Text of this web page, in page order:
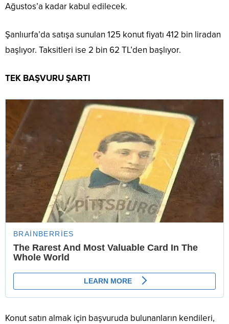
Ağustos’a kadar kabul edilecek.
Şanlıurfa’da satışa sunulan 125 konut fiyatı 412 bin liradan
başlıyor. Taksitleri ise 2 bin 62 TL’den başlıyor.
TEK BAŞVURU ŞARTI
Konut satın almak için başvuruda bulunanların kendileri,